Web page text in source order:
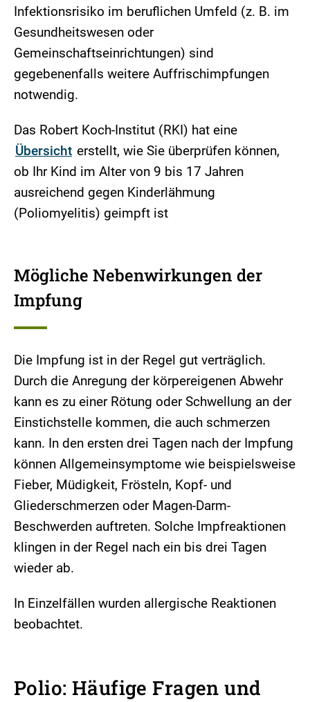
Infektionsrisiko im beruflichen Umfeld (z. B. im
Gesundheitswesen oder
Gemeinschaftseinrichtungen) sind
gegebenenfalls weitere Auffrischimpfungen
notwendig.
Das Robert Koch-Institut (RKI) hat eine
Übersicht erstellt, wie Sie überprüfen können,
ob Ihr Kind im Alter von 9 bis 17 Jahren
ausreichend gegen Kinderlähmung
(Poliomyelitis) geimpft ist
Mögliche Nebenwirkungen der
Impfung
Die Impfung ist in der Regel gut verträglich.
Durch die Anregung der körpereigenen Abwehr
kann es zu einer Rötung oder Schwellung an der
Einstichstelle kommen, die auch schmerzen
kann. In den ersten drei Tagen nach der Impfung
können Allgemeinsymptome wie beispielsweise
Fieber, Müdigkeit, Frösteln, Kopf- und
Gliederschmerzen oder Magen-Darm-
Beschwerden auftreten. Solche Impfreaktionen
klingen in der Regel nach ein bis drei Tagen
wieder ab.
In Einzelfällen wurden allergische Reaktionen
beobachtet.
Polio: Häufige Fragen und